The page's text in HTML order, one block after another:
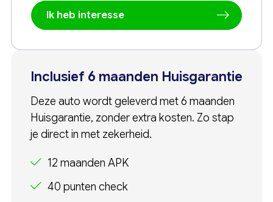
Ik heb interesse
Inclusief 6 maanden Huisgarantie
Deze auto wordt geleverd met 6 maanden
Huisgarantie, zonder extra kosten. Zo stap
je direct in met zekerheid.
12 maanden APK
40 punten check